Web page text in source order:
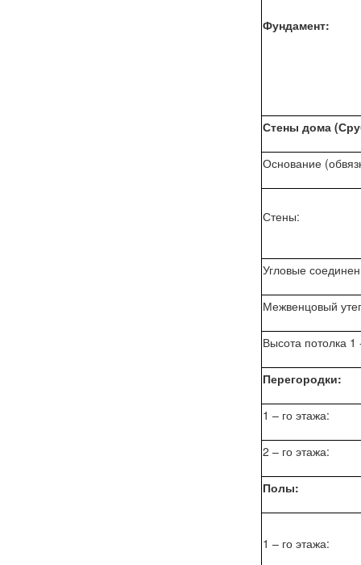
Фундамент:
Стены дома
Основание
Стены:
Угловые
Межвенцовый
Высота потолка 1
Перегородки:
1 – го этажа:
2 – го этажа:
Полы:
1 – го этажа: